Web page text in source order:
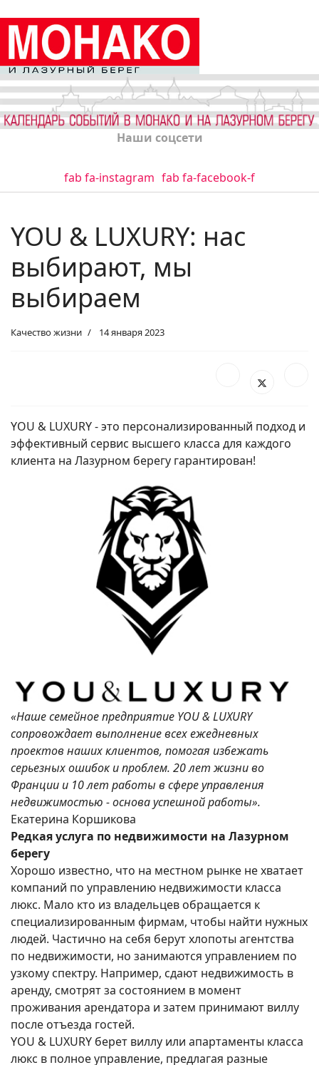
Наши соцсети
fab fa-instagram fab fa-facebook-f
YOU & LUXURY: нас
выбирают, мы
выбираем
Качество жизни 14 января 2023
YOU & LUXURY - это персонализированный подход и
эффективный сервис высшего класса для каждого
клиента на Лазурном берегу гарантирован!
«Наше семейное предприятие YOU & LUXURY
сопровождает выполнение всех ежедневных
проектов наших клиентов, помогая избежать
серьезных ошибок и проблем. 20 лет жизни во
Франции и 10 лет работы в сфере управления
недвижимостью - основа успешной работы».
Екатерина Коршикова
Редкая услуга по недвижимости на Лазурном
берегу
Хорошо известно, что на местном рынке не хватает
компаний по управлению недвижимости класса
люкс. Мало кто из владельцев обращается к
специализированным фирмам, чтобы найти нужных
людей. Частично на себя берут хлопоты агентства
по недвижимости, но занимаются управлением по
узкому спектру. Например, сдают недвижимость в
аренду, смотрят за состоянием в момент
проживания арендатора и затем принимают виллу
после отъезда гостей.
YOU & LUXURY берет виллу или апартаменты класса
люкс в полное управление, предлагая разные